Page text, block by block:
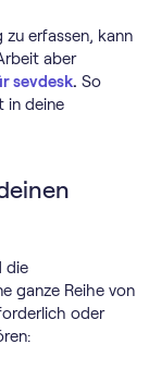
zu erfassen, kann
aber
sevdesk. So
in deine
die
ganze Reihe von
oder